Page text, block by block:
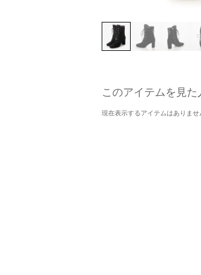
このアイテムを見
現在表示するアイテムはありませ